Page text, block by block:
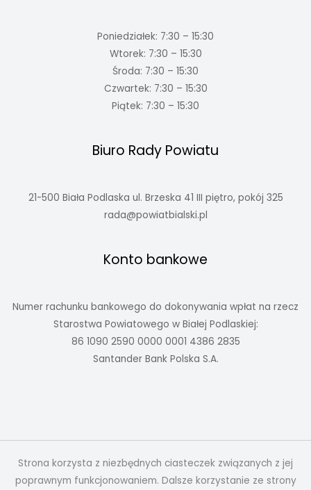
Poniedziałek: 7:30 – 15:30
Wtorek: 7:30 – 15:30
Środa: 7:30 – 15:30
Czwartek: 7:30 – 15:30
Piątek: 7:30 – 15:30
Biuro Rady Powiatu
21-500 Biała Podlaska ul. Brzeska 41 III piętro, pokój 325
rada@powiatbialski.pl
Konto bankowe
Numer rachunku bankowego do dokonywania wpłat na rzecz
Starostwa Powiatowego w Białej Podlaskiej:
86 1090 2590 0000 0001 4386 2835
Santander Bank Polska S.A.
Strona korzysta z niezbędnych ciasteczek związanych z jej
poprawnym funkcjonowaniem. Dalsze korzystanie ze strony